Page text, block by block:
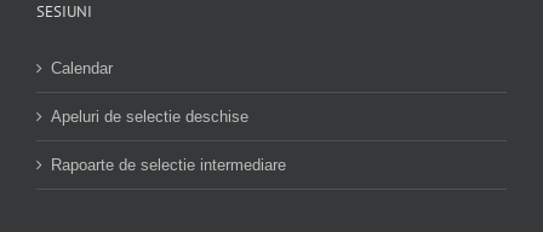
SESIUNI
Calendar
Apeluri de selectie deschise
Rapoarte de selectie intermediare